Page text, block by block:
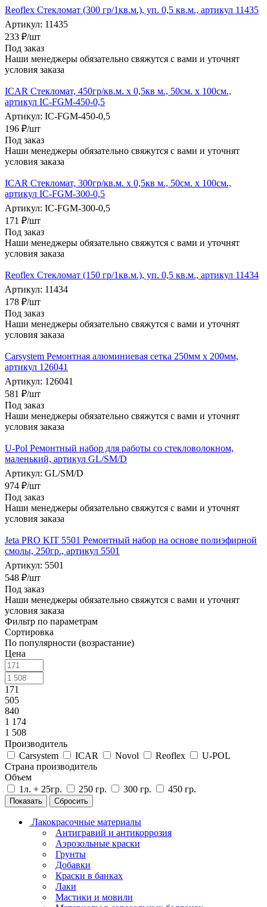
Reoflex Стекломат (300 гр/1кв.м.), уп. 0,5 кв.м., артикул 11435
Артикул: 11435
233 ₽/шт
Под заказ
Наши менеджеры обязательно свяжутся с вами и уточнят
условия заказа
ICAR Стекломат, 450гр/кв.м. х 0,5кв м., 50см. х 100см.,
артикул IC-FGM-450-0,5
Артикул: IC-FGM-450-0,5
196 ₽/шт
Под заказ
Наши менеджеры обязательно свяжутся с вами и уточнят
условия заказа
ICAR Стекломат, 300гр/кв.м. х 0,5кв м., 50см. х 100см.,
артикул IC-FGM-300-0,5
Артикул: IC-FGM-300-0,5
171 ₽/шт
Под заказ
Наши менеджеры обязательно свяжутся с вами и уточнят
условия заказа
Reoflex Стекломат (150 гр/1кв.м.), уп. 0,5 кв.м., артикул 11434
Артикул: 11434
178 ₽/шт
Под заказ
Наши менеджеры обязательно свяжутся с вами и уточнят
условия заказа
Carsystem Ремонтная алюминиевая сетка 250мм х 200мм,
артикул 126041
Артикул: 126041
581 ₽/шт
Под заказ
Наши менеджеры обязательно свяжутся с вами и уточнят
условия заказа
U-Pol Ремонтный набор для работы со стекловолокном,
маленький, артикул GL/SM/D
Артикул: GL/SM/D
974 ₽/шт
Под заказ
Наши менеджеры обязательно свяжутся с вами и уточнят
условия заказа
Jeta PRO KIT 5501 Ремонтный набор на основе полиэфирной
смолы, 250гр., артикул 5501
Артикул: 5501
548 ₽/шт
Под заказ
Наши менеджеры обязательно свяжутся с вами и уточнят
условия заказа
Фильтр по параметрам
Сортировка
По популярности (возрастание)
Цена
171
505
840
1 174
1 508
Производитель
Carsystem
ICAR Novol Reoflex
U-POL
Страна производитель
Объем
1л. + 25гр.
250 гр. 300 гр. 450 гр.
Сбросить
Лакокрасочные материалы
Антигравий и антикоррозия
Аэрозольные краски
Грунты
Добавки
Краски в банках
Лаки
Мастики и мовили